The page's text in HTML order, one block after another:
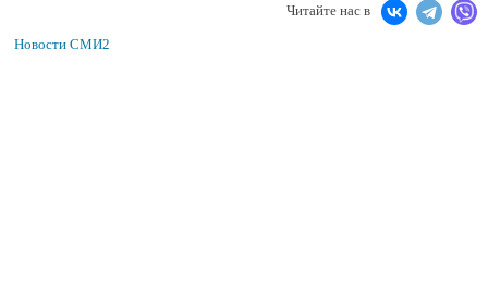
Читайте нас в
Новости СМИ2